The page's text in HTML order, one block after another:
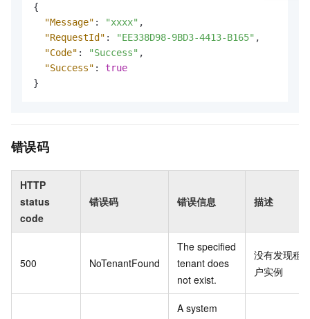
{
"Message" : "xxxx" ,
"RequestId" : "EE338D98-9BD3-4413-B165" ,
"Code" : "Success" ,
"Success" :
true
}
错误码
HTTP
status
code
错误码 错误信息 描述
500 NoTenantFound
The specified
tenant does
not exist.
没有发现租
户实例
A system